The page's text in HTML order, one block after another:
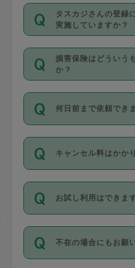
動計算で表示され
開始時間を２時間
能です。依頼送信
んにメッセージを
い。ただし、２時
時間も被らない場
する前にタスカジ
確認してください。
基本的に、高所で
外での作業は対象
主婦として長年の
方、栄養士・調理
育園や学校の給食
係の専門職に従事
すでにハウスキー
てお仕事をしてい
社員など様々なバ
登録しています。
日本語も話せる方
ールに記載してい
を依頼してください
タスカジさんの登録
実施していますか？
応募の際に、各自
を行っています。
写真提出をしてい
確認しています。
ング動画を使った
現場トライアルを
ジさんが活動され
※テストセンターの
参考
【詳細】タ
損害保険はどういう
か？
依頼者とタスカジ
を通して成立した
適用されます。作
です。作業中に物
をさせたりした場
す。
写真を撮り、
何日前まで依頼でき
ご依頼は、現在を
以降）の日時から
す。
タスカジさんへ「
可能です。
キャンセル料はかか
キャンセル料には
す。
1. 直前キャンセル
共通）
お試し利用はできま
「お試し利用」と
せんが、「一回の
とによって、気に
不在の場合にもお願